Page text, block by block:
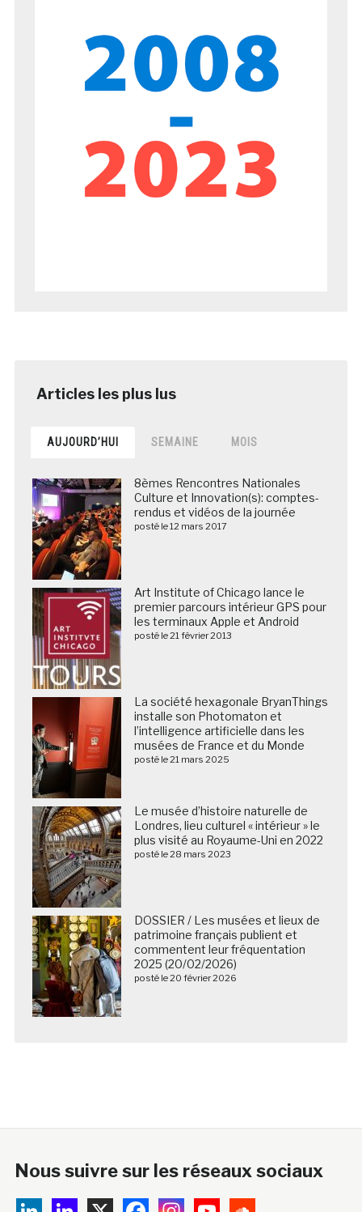
AUJOURD’HUI SEMAINE MOIS
8èmes Rencontres Nationales
Culture et Innovation(s): comptes-
rendus et vidéos de la journée
posté le 12 mars 2017
Art Institute of Chicago lance le
premier parcours intérieur GPS pour
les terminaux Apple et Android
posté le 21 février 2013
La société hexagonale BryanThings
installe son Photomaton et
l’intelligence artificielle dans les
musées de France et du Monde
posté le 21 mars 2025
Le musée d’histoire naturelle de
Londres, lieu culturel « intérieur » le
plus visité au Royaume-Uni en 2022
posté le 28 mars 2023
DOSSIER / Les musées et lieux de
patrimoine français publient et
commentent leur fréquentation
2025 (20/02/2026)
posté le 20 février 2026
Nous suivre sur les réseaux sociaux